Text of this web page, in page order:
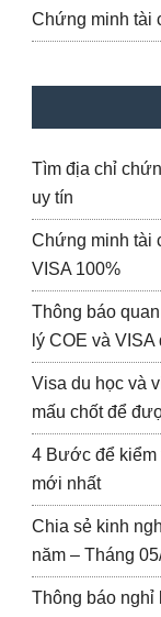
Chứng minh tài
Tìm địa chỉ
uy tín
Chứng minh tài
VISA 100%
Thông báo
lý COE và
Visa du học và
mấu chốt để
4 Bước để kiểm
mới nhất
Chia sẻ kinh
năm – Tháng
Thông báo nghỉ